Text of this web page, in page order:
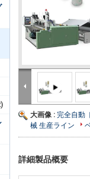
大画像 : 完全自動
械 生産ライン
詳細製品概要